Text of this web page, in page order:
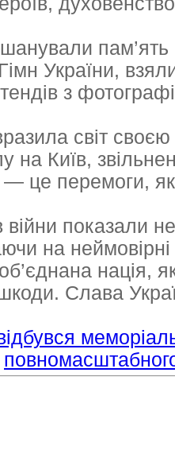
України,
з
світ
на Київ,
це перемоги, які
показали
на
нація,
Слава